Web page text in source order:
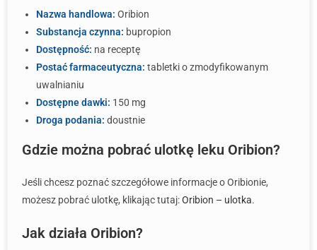
Nazwa handlowa: Oribion
Substancja czynna: bupropion
Dostępność: na receptę
Postać farmaceutyczna: tabletki o zmodyfikowanym
uwalnianiu
Dostępne dawki: 150 mg
Droga podania: doustnie
Gdzie można pobrać ulotkę leku Oribion?
Jeśli chcesz poznać szczegółowe informacje o Oribionie,
możesz pobrać ulotkę, klikając tutaj:Oribion – ulotka.
Jak działa Oribion?